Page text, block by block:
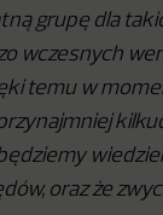
grupę dla
wczesnych
temu w
oraz że